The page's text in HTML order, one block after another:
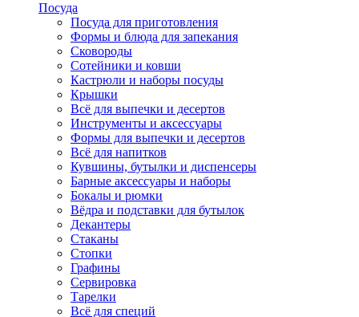
Посуда
Посуда для приготовления
Формы и блюда для запекания
Сковороды
Сотейники и ковши
Кастрюли и наборы посуды
Крышки
Всё для выпечки и десертов
Инструменты и аксессуары
Формы для выпечки и десертов
Всё для напитков
Кувшины, бутылки и диспенсеры
Барные аксессуары и наборы
Бокалы и рюмки
Вёдра и подставки для бутылок
Декантеры
Стаканы
Стопки
Графины
Сервировка
Тарелки
Всё для специй